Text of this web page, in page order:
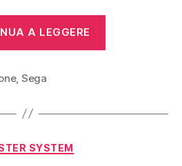
A LEGGERE
, Sega
Categorie
SYSTEM